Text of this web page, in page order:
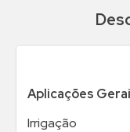
Aplicações
Irrigação